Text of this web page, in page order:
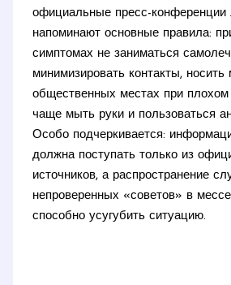
официальные пресс-
напоминают основные правила:
симптомах не заниматься
минимизировать контакты, носить
общественных местах при плохом
чаще мыть руки и пользоваться
Особо подчеркивается:
должна поступать только из
источников, а распространение
непроверенных «советов» в
способно усугубить ситуацию.